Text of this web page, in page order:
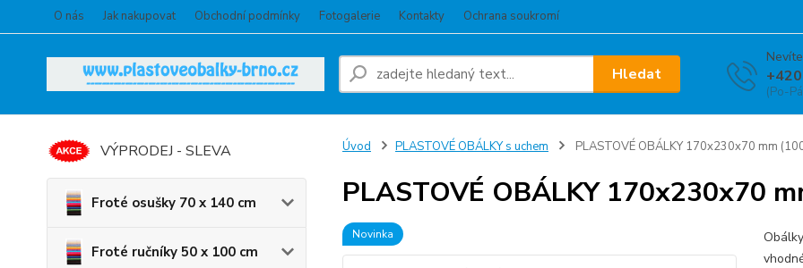
O nás Jak nakupovat Obchodní podmínky Fotogalerie Kontakty Ochrana soukromí
Hledat
(Po-
VÝPRODEJ - SLEVA
Froté osušky 70 x 140 cm
Froté ručníky 50 x 100 cm
Úvod PLASTOVÉ OBÁLKY s uchem PLASTOVÉ OBÁLKY 170x230x70 mm
PLASTOVÉ OBÁLKY 170x230x70
Novinka